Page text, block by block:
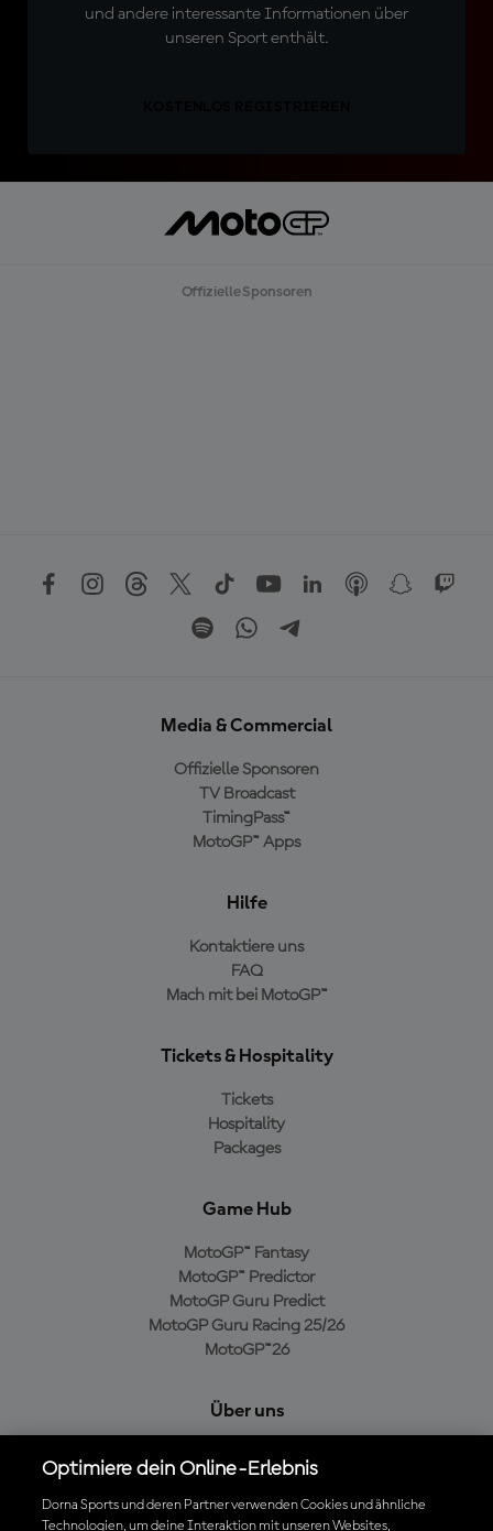
und andere interessante Informationen über
unseren Sport enthält.
Offizielle Sponsoren
Media & Commercial
Offizielle Sponsoren
TV Broadcast
TimingPass™
MotoGP™ Apps
Hilfe
Kontaktiere uns
FAQ
Mach mit bei MotoGP™
Tickets & Hospitality
Tickets
Hospitality
Packages
Game Hub
MotoGP™ Fantasy
MotoGP™ Predictor
MotoGP Guru Predict
MotoGP Guru Racing 25/26
MotoGP™26
Über uns
Cookie-Richtlinien
Geschäftsbedingungen
Optimiere dein Online-Erlebnis
Dorna Sports und deren Partner verwenden Cookies und ähnliche
Technologien, um deine Interaktion mit unseren Websites,